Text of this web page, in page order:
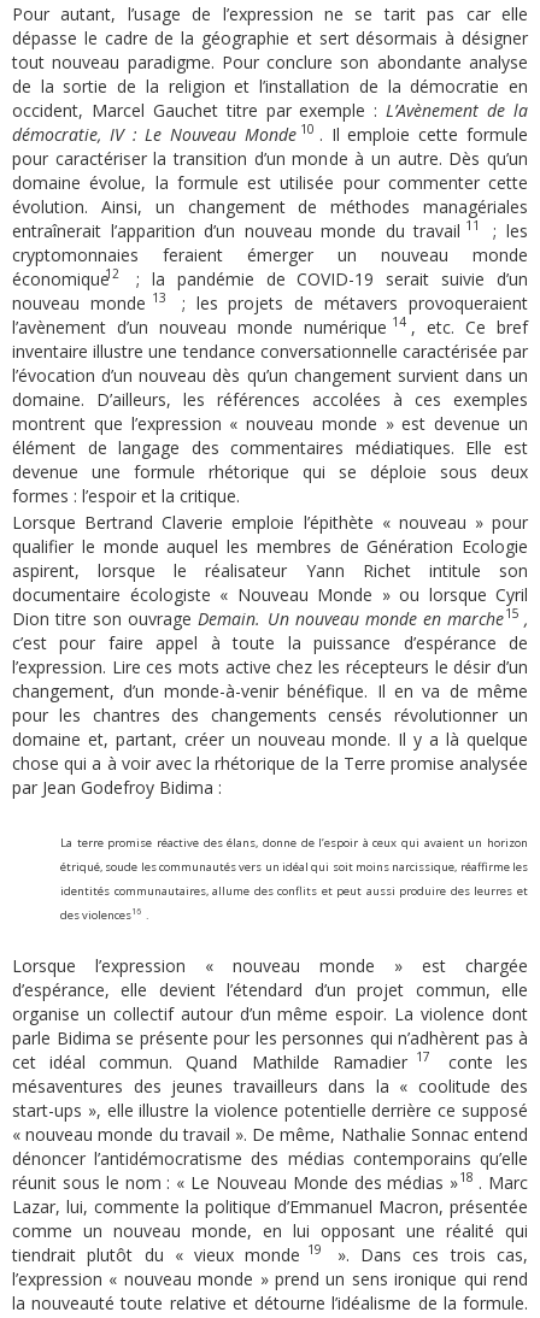
Pour autant, l’usage de l’expression ne se tarit pas car elle
dépasse le cadre de la géographie et sert désormais à désigner
tout nouveau paradigme. Pour conclure son abondante analyse
de la sortie de la religion et l’installation de la démocratie en
occident, Marcel Gauchet titre par exemple : L’Avènement de la
démocratie, IV : Le Nouveau Monde 10 . Il emploie cette formule
pour caractériser la transition d’un monde à un autre. Dès qu’un
domaine évolue, la formule est utilisée pour commenter cette
évolution. Ainsi, un changement de méthodes managériales
entraînerait l’apparition d’un nouveau monde du travail11
; les
cryptomonnaies feraient émerger un nouveau monde
économique12
; la pandémie de COVID-19 serait suivie d’un
nouveau monde13
; les projets de métavers provoqueraient
l’avènement d’un nouveau monde numérique14 , etc. Ce bref
inventaire illustre une tendance conversationnelle caractérisée par
l’évocation d’un nouveau dès qu’un changement survient dans un
domaine. D’ailleurs, les références accolées à ces exemples
montrent que l’expression « nouveau monde » est devenue un
élément de langage des commentaires médiatiques. Elle est
devenue une formule rhétorique qui se déploie sous deux
formes : l’espoir et la critique.
Lorsque Bertrand Claverie emploie l’épithète « nouveau » pour
qualifier le monde auquel les membres de Génération Ecologie
aspirent, lorsque le réalisateur Yann Richet intitule son
documentaire écologiste « Nouveau Monde » ou lorsque Cyril
Dion titre son ouvrage Demain. Un nouveau monde en marche15 ,
c’est pour faire appel à toute la puissance d’espérance de
l’expression. Lire ces mots active chez les récepteurs le désir d’un
changement, d’un monde-à-venir bénéfique. Il en va de même
pour les chantres des changements censés révolutionner un
domaine et, partant, créer un nouveau monde. Il y a là quelque
chose qui a à voir avec la rhétorique de la Terre promise analysée
par Jean Godefroy Bidima :
La terre promise réactive des élans, donne de l’espoir à ceux qui avaient un horizon
étriqué, soude les communautés vers un idéal qui soit moins narcissique, réaffirme les
identités communautaires, allume des conflits et peut aussi produire des leurres et
des violences16 .
Lorsque l’expression « nouveau monde » est chargée
d’espérance, elle devient l’étendard d’un projet commun, elle
organise un collectif autour d’un même espoir. La violence dont
parle Bidima se présente pour les personnes qui n’adhèrent pas à
cet idéal commun. Quand Mathilde Ramadier17
conte les
mésaventures des jeunes travailleurs dans la « coolitude des
start-ups », elle illustre la violence potentielle derrière ce supposé
« nouveau monde du travail ». De même, Nathalie Sonnac entend
dénoncer l’antidémocratisme des médias contemporains qu’elle
réunit sous le nom : « Le Nouveau Monde des médias »18 . Marc
Lazar, lui, commente la politique d’Emmanuel Macron, présentée
comme un nouveau monde, en lui opposant une réalité qui
tiendrait plutôt du « vieux monde19
». Dans ces trois cas,
l’expression « nouveau monde » prend un sens ironique qui rend
la nouveauté toute relative et détourne l’idéalisme de la formule.